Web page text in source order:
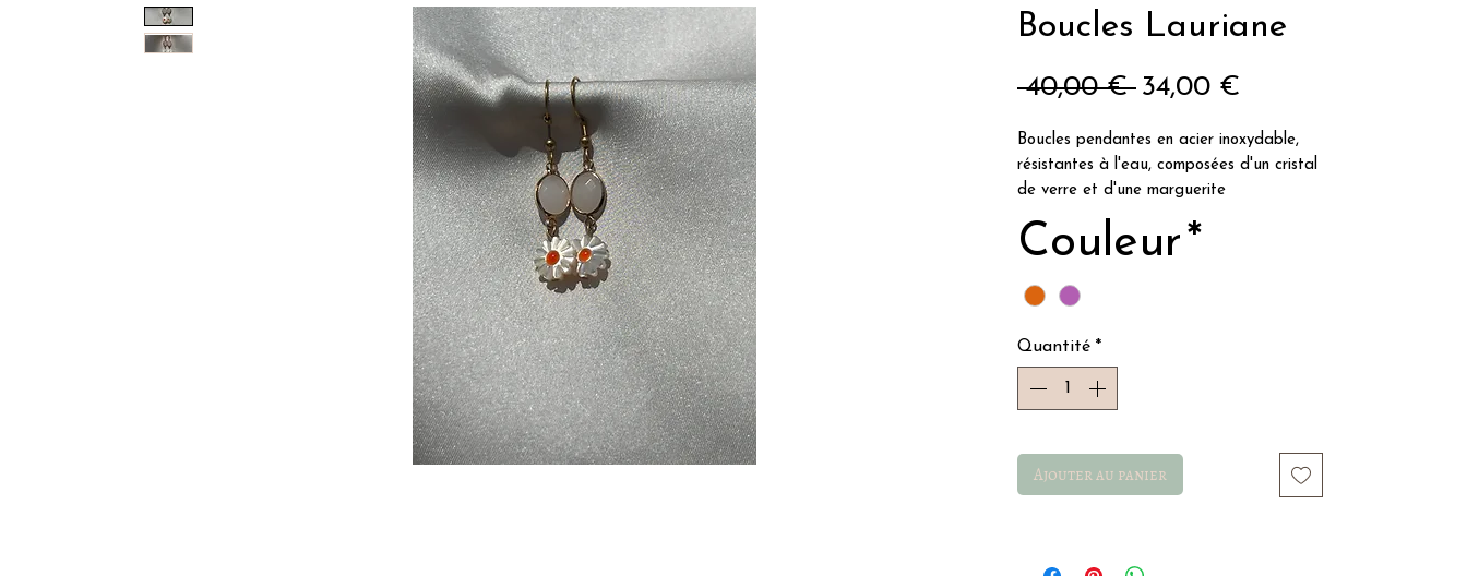
Boucles Lauriane
40,00 € Prix
34,00 €
Boucles pendantes en acier inoxydable,
résistantes à l'eau, composées d'un cristal
de verre et d'une marguerite
Couleur*
Quantité *
Ajouter au panier